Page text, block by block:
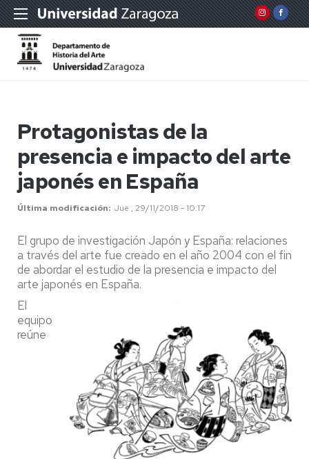
Protagonistas de la
presencia e impacto del arte
japonés en España
Última modificación Jue , 29/11/2018 - 10:17
El grupo de investigación Japón y España: relaciones
a través del arte fue creado en el año 2004 con el fin
de abordar el estudio de la presencia e impacto del
arte japonés en España.
El
equipo
reúne